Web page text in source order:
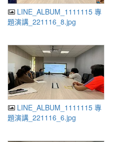
LINE_ALBUM_1111115 專
題演講_221116_8.jpg
LINE_ALBUM_1111115 專
題演講_221116_6.jpg